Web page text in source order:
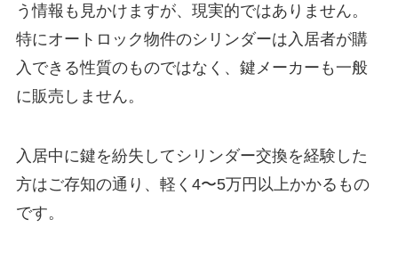
う情報も見かけますが、現実的ではありません。
特にオートロック物件のシリンダーは入居者が購
入できる性質のものではなく、鍵メーカーも一般
に販売しません。
入居中に鍵を紛失してシリンダー交換を経験した
方はご存知の通り、軽く4〜5万円以上かかるもの
です。